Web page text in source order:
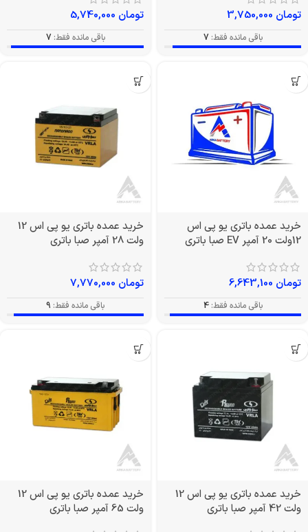
تومان
باقی مانده فقط: 7
تومان
باقی مانده فقط: 7
خرید عمده باتری یو پی اس
12ولت 20 آمپر EV صبا باتری
تومان
باقی مانده فقط: 4
خرید عمده باتری یو پی اس 12
ولت 28 آمپر صبا باتری
تومان
باقی مانده فقط: 9
خرید عمده باتری یو پی اس 12
ولت 42 آمپر صبا باتری
خرید عمده باتری یو پی اس 12
ولت 65 آمپر صبا باتری